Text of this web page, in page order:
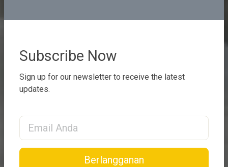
Subscribe Now
Sign up for our newsletter to receive the latest
updates.
Email Address
Berlangganan